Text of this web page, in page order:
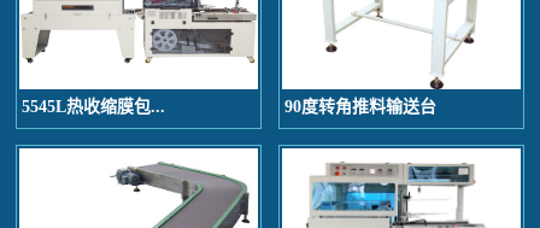
5545L热收缩膜包... 90度转角推料输送台